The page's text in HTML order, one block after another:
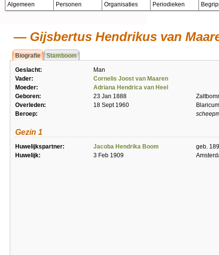
Algemeen Personen Organisaties Periodieken
Gijsbertus Hendrikus van
Biografie Stamboom
Geslacht:
Man
Vader:
Cornelis Joost van Maaren
Moeder:
Adriana Hendrica van Heel
Geboren:
23 Jan 1888
Overleden:
18 Sept 1960
Blaricum
Beroep:
Gezin 1
Huwelijkspartner: Jacoba Hendrika Boom
geb.
Huwelijk:
3 Feb 1909